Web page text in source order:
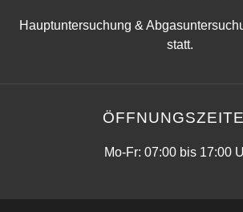
Hauptuntersuchung &
statt.
Mo-Fr: 07:00 bis 17:00